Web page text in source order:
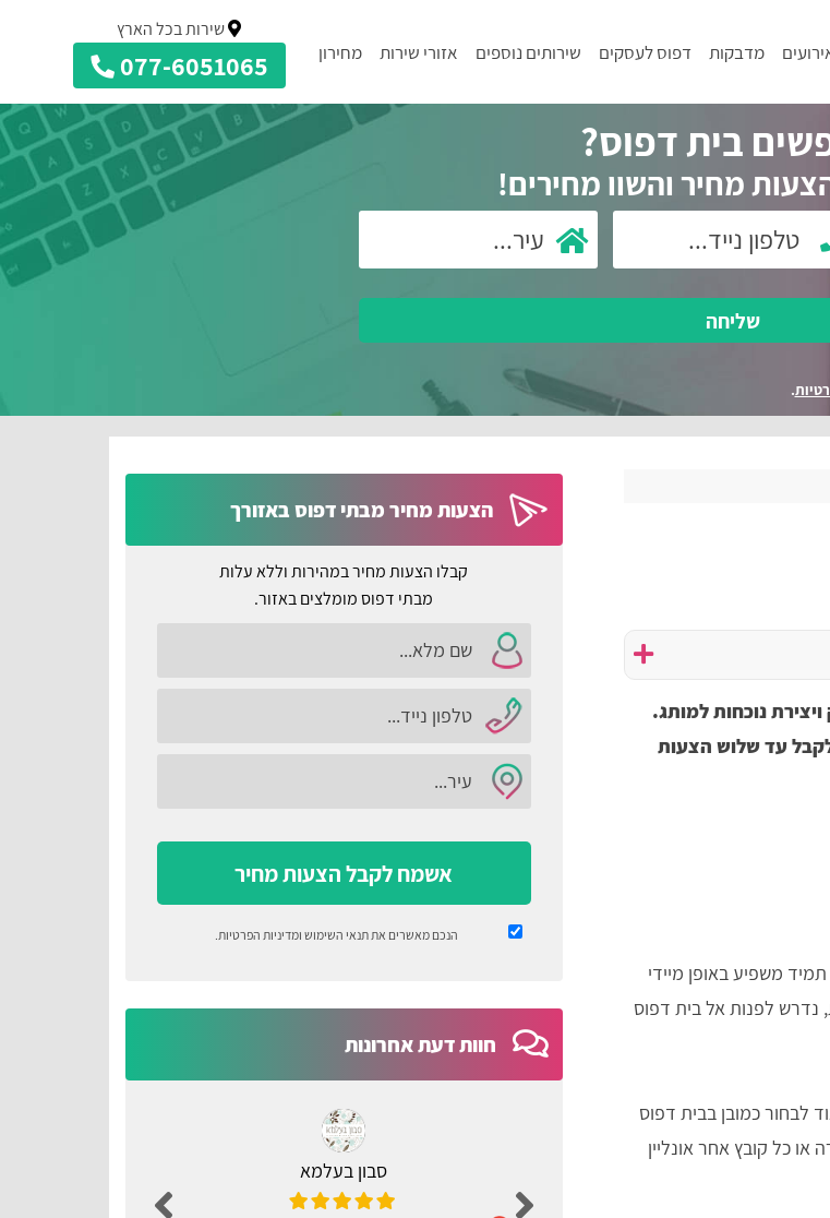
מדבקות דפוס לעסקים שירותים נוספים אזורי שירות מחירון
שירות בכל הארץ
077-6051065
בית דפוס?
שליחה
.
נוכחות למותג.
לקבל עד שלוש הצעות
משפיע באופן מיידי
נדרש לפנות אל בית דפוס
לבחור כמובן בבית דפוס
כל קובץ אחר אונליין
הצעות מחיר מבתי דפוס באזורך
קבלו הצעות מחיר במהירות וללא עלות
מבתי דפוס מומלצים באזור.
אשמח לקבל הצעות מחיר
הנכם מאשרים אתתנאי השימוש ומדיניות הפרטיות.
חוות דעת אחרונות
סבון בעלמא